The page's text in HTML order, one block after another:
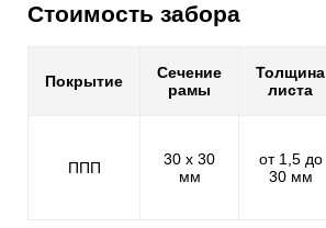
Стоимость забора
Покрытие
Сечение
рамы
Толщина
листа
ППП
30 х 30
мм
от 1,5 до
30 мм